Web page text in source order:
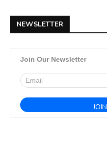
NEWSLETTER
Join Our Newsletter